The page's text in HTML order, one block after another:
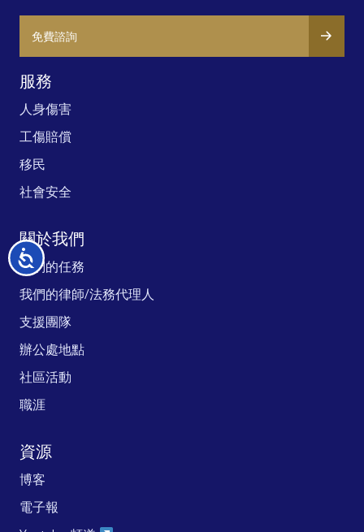
无
障
碍
服務
人身傷害
工傷賠償
移民
社會安全
關於我們
我們的任務
我們的律師/法務代理人
支援團隊
辦公處地點
社區活動
職涯
資源
博客
電子報
免費諮詢